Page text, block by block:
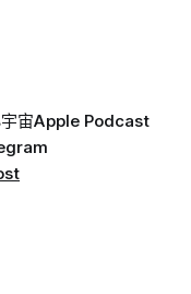
宙Apple Podcast